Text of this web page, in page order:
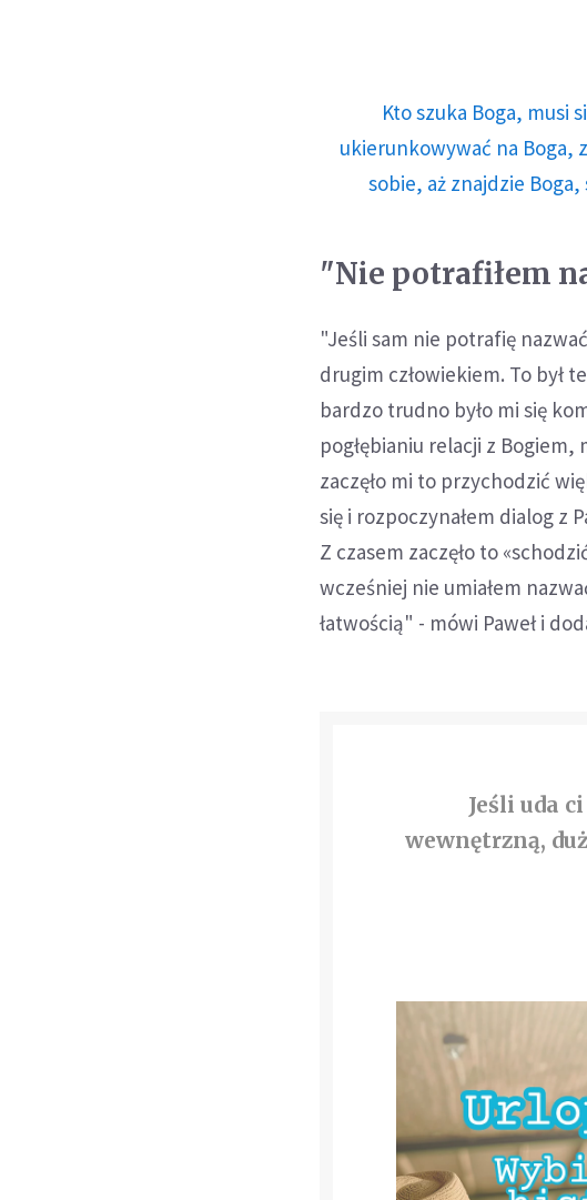
Kto szuka Boga, musi
ukierunkowywać na Boga,
sobie, aż znajdzie
"Nie potrafiłem
"Jeśli sam nie potrafię
drugim człowiekiem. To był
bardzo trudno było mi się
pogłębianiu relacji z
zaczęło mi to przychodzić
się i rozpoczynałem dialog z
Z czasem zaczęło to
wcześniej nie umiałem
łatwością" - mówi Paweł i
Jeśli uda
wewnętrzną,